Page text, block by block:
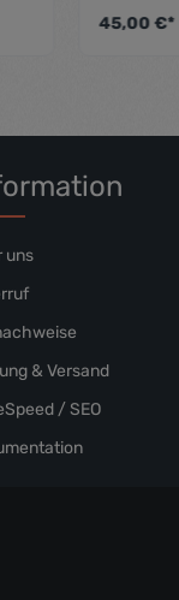
kasd
45,00 €*
uns
& Versand
/ SEO